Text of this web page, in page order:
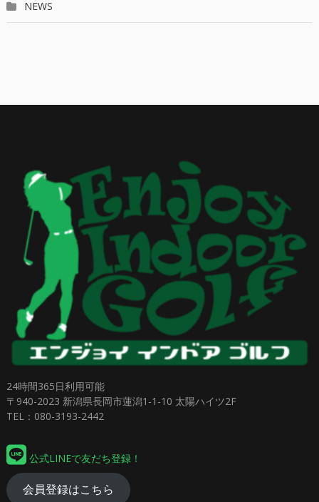
NEWS
24時間365日利用可能
〒940-2023 新潟県長岡市蓮潟1-1-10 太陽ハイツ2F
TEL：080-3193-2442
公式LINEで友だち登録！
会員登録はこちら